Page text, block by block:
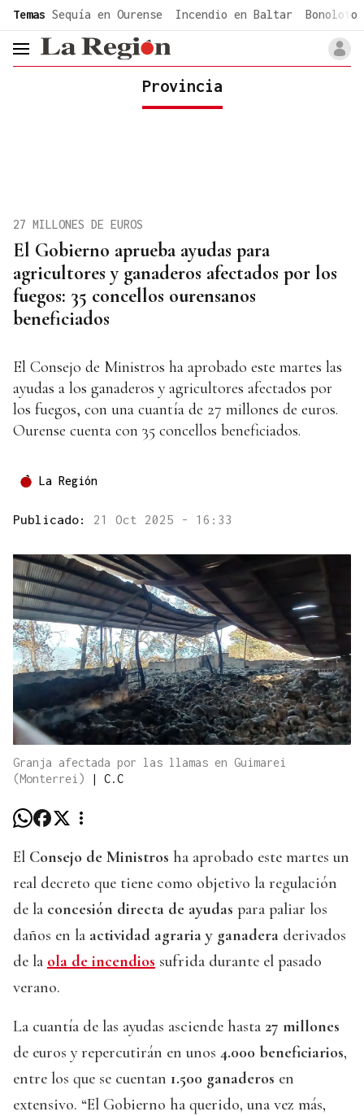
common.go-to-content
Temas Sequía en Ourense Incendio en Baltar Bonoloto
header.menu.open
Provincia
El Gobierno aprueba ayudas para
agricultores y ganaderos afectados por los
fuegos: 35 concellos ourensanos
beneficiados
27 MILLONES DE EUROS
El Consejo de Ministros ha aprobado este martes las
ayudas a los ganaderos y agricultores afectados por
los fuegos, con una cuantía de 27 millones de euros.
Ourense cuenta con 35 concellos beneficiados.
La Región
Publicado: 21 Oct 2025 - 16:33
Granja afectada por las llamas en Guimarei
(Monterrei)
| C.C
El Consejo de Ministros ha aprobado este martes un
real decreto que tiene como objetivo la regulación
de la concesión directa de ayudas para paliar los
daños en la actividad agraria y ganadera derivados
de la ola de incendios sufrida durante el pasado
verano.
La cuantía de las ayudas asciende hasta 27 millones
de euros y repercutirán en unos 4.000 beneficiarios,
entre los que se cuentan 1.500 ganaderos en
extensivo. “El Gobierno ha querido, una vez más,